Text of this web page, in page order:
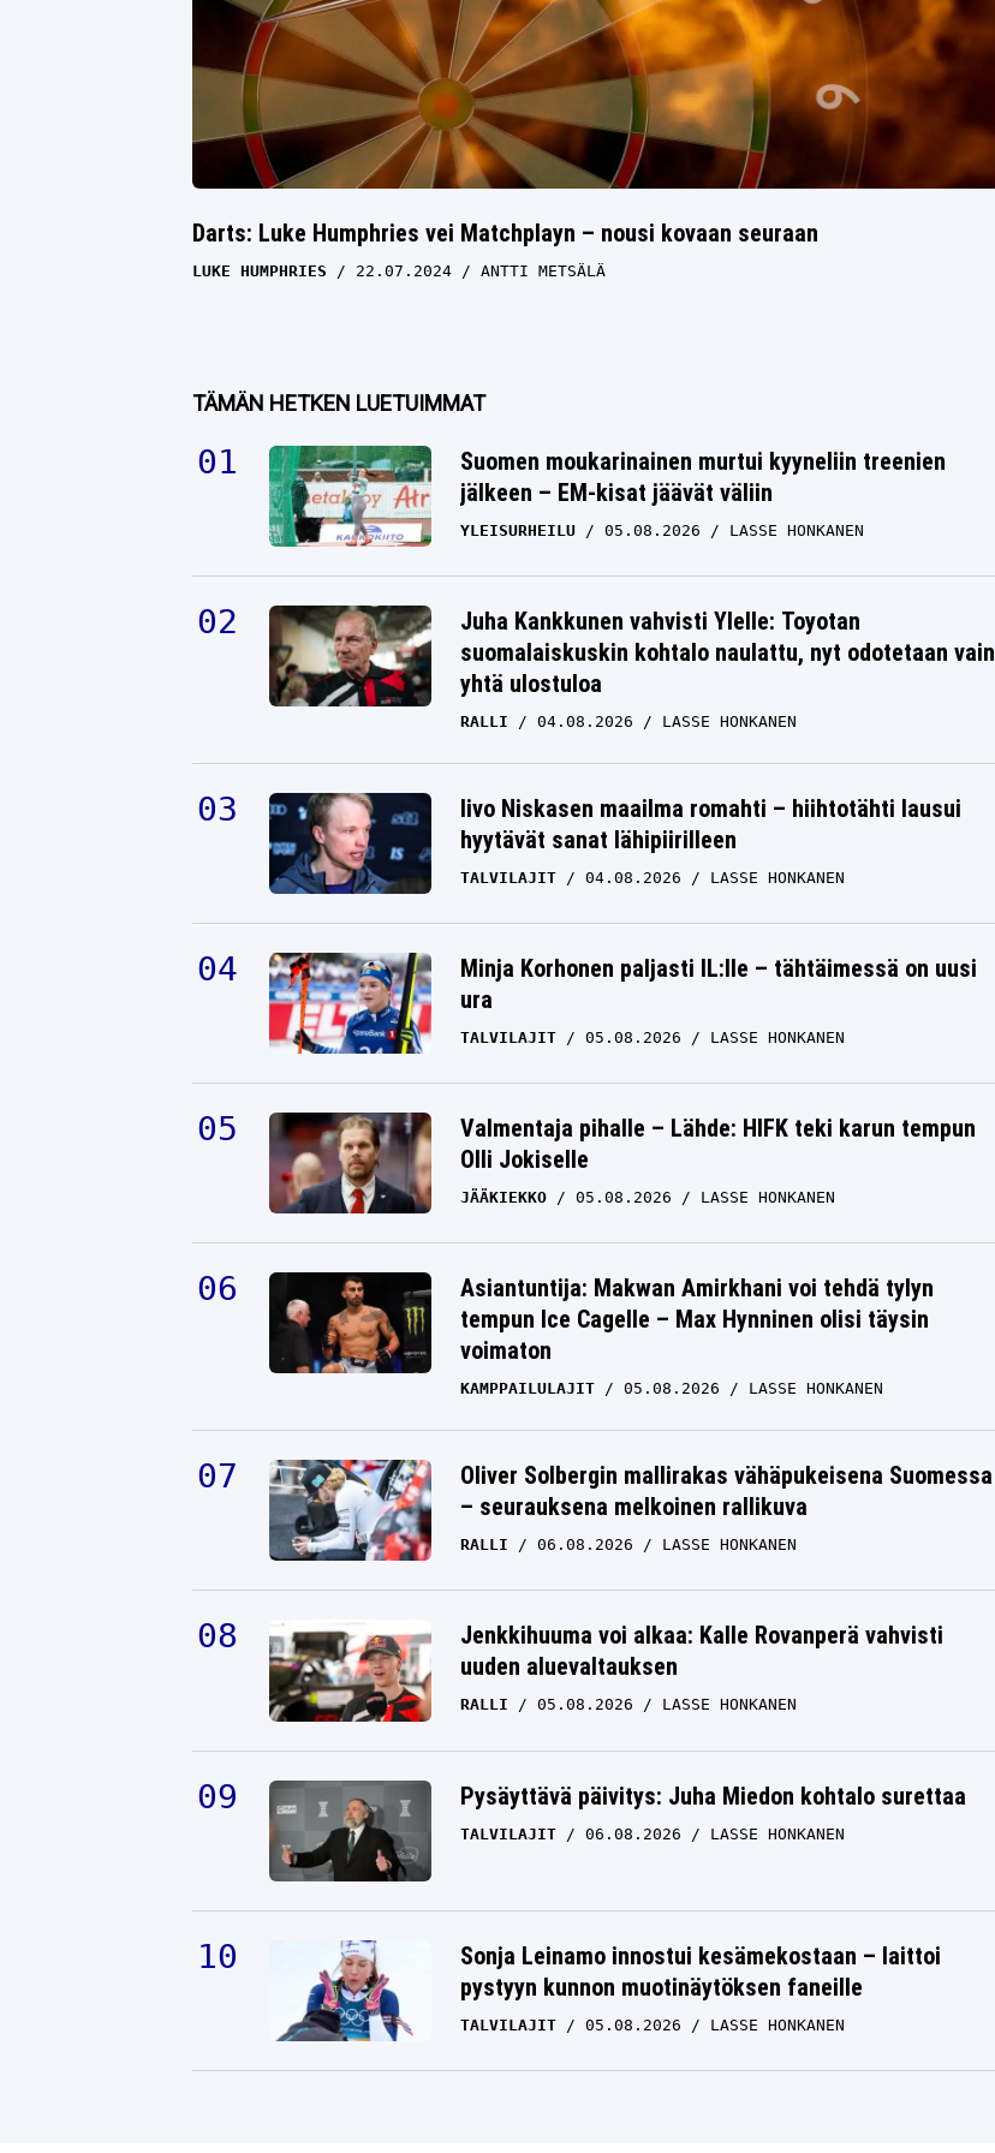
Darts: Luke Humphries vei Matchplayn – nousi kovaan seuraan
LUKE HUMPHRIES 22.07.2024 ANTTI METSÄLÄ
TÄMÄN HETKEN LUETUIMMAT
Suomen moukarinainen murtui kyyneliin treenien
jälkeen – EM-kisat jäävät väliin
YLEISURHEILU 05.08.2026 LASSE HONKANEN
Juha Kankkunen vahvisti Ylelle: Toyotan
suomalaiskuskin kohtalo naulattu, nyt odotetaan vain
yhtä ulostuloa
RALLI 04.08.2026 LASSE HONKANEN
Iivo Niskasen maailma romahti – hiihtotähti lausui
hyytävät sanat lähipiirilleen
TALVILAJIT 04.08.2026 LASSE HONKANEN
Minja Korhonen paljasti IL:lle – tähtäimessä on uusi
ura
TALVILAJIT 05.08.2026 LASSE HONKANEN
Valmentaja pihalle – Lähde: HIFK teki karun tempun
Olli Jokiselle
JÄÄKIEKKO 05.08.2026 LASSE HONKANEN
Asiantuntija: Makwan Amirkhani voi tehdä tylyn
tempun Ice Cagelle – Max Hynninen olisi täysin
voimaton
KAMPPAILULAJIT 05.08.2026 LASSE HONKANEN
Oliver Solbergin mallirakas vähäpukeisena Suomessa
– seurauksena melkoinen rallikuva
RALLI 06.08.2026 LASSE HONKANEN
Jenkkihuuma voi alkaa: Kalle Rovanperä vahvisti
uuden aluevaltauksen
RALLI 05.08.2026 LASSE HONKANEN
Pysäyttävä päivitys: Juha Miedon kohtalo surettaa
TALVILAJIT 06.08.2026 LASSE HONKANEN
Sonja Leinamo innostui kesämekostaan – laittoi
pystyyn kunnon muotinäytöksen faneille
TALVILAJIT 05.08.2026 LASSE HONKANEN